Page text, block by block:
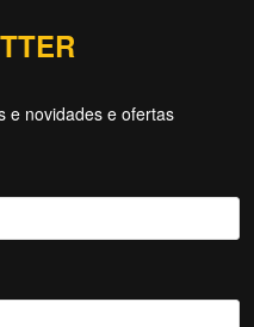
e novidades e ofertas